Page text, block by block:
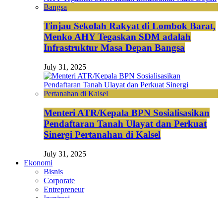
Tinjau Sekolah Rakyat di Lombok Barat,
Menko AHY Tegaskan SDM adalah
Infrastruktur Masa Depan Bangsa
July 31, 2025
Menteri ATR/Kepala BPN Sosialisasikan
Pendaftaran Tanah Ulayat dan Perkuat
Sinergi Pertanahan di Kalsel
July 31, 2025
Ekonomi
Bisnis
Corporate
Entrepreneur